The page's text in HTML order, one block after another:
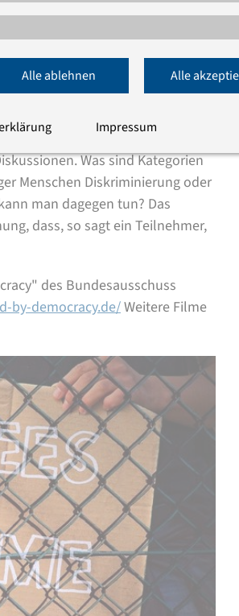
zuzuhören und zu verstehen,
Fragen sie sich nähern
wir viele verschiedene inhaltliche
Antidiskriminierungsarbeit, der
Ideen für die
Was sind Kategorien
Menschen Diskriminierung oder
man dagegen tun? Das
dass, so sagt ein Teilnehmer,
des Bundesausschuss
by-democracy.de/Weitere Filme
Alle ablehnen Alle
Impressum